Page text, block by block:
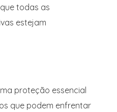
todas as
estejam
proteção essencial
que podem enfrentar